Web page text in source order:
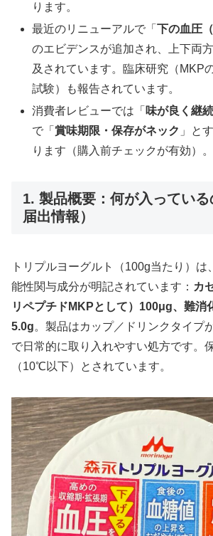
ります。
最近のリニューアルで「下の血圧
のエビデンスが追加され、上下両
及されています。臨床研究（MKP
試験）も報告されています。
消費者レビューでは「 味が良く継
で「 賞味期限・保存がネック 」と
ります（購入前チェックが有効）。
1. 製品概要：何が入っている
届出情報）
トリプルヨーグルト（100g当たり）は
能性関与成分が明記されています： カ
リペプチドMKPとして）100μg、難消
5.0g。製品はカップ／ドリンクタイプ
で日常的に取り入れやすい処方です。
（10℃以下）とされています。